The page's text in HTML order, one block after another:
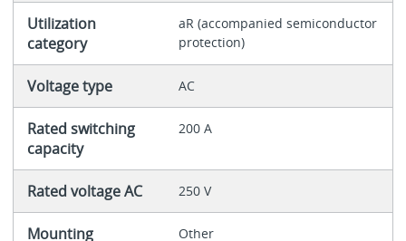
Utilization
category
aR (accompanied semiconductor
protection)
Voltage type AC
Rated switching
capacity
200 A
Rated voltage AC 250 V
Mounting Other